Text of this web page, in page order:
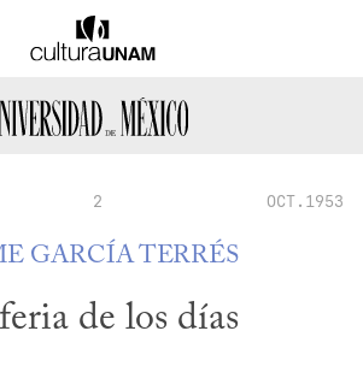
2 OCT.1953
GARCÍA TERRÉS
de los días